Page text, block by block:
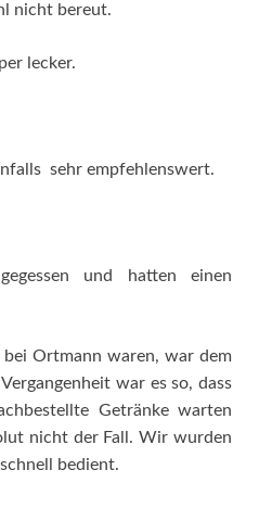
nicht bereut.
lecker.
sehr empfehlenswert.
und hatten einen
Ortmann waren, war dem
war es so, dass
Getränke warten
nicht der Fall. Wir wurden
bedient.